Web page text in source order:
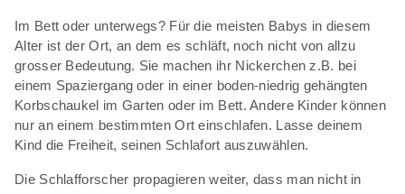
Im Bett oder unterwegs? Für die meisten Babys in diesem
Alter ist der Ort, an dem es schläft, noch nicht von allzu
grosser Bedeutung. Sie machen ihr Nickerchen z.B. bei
einem Spaziergang oder in einer boden-niedrig gehängten
Korbschaukel im Garten oder im Bett. Andere Kinder können
nur an einem bestimmten Ort einschlafen. Lasse deinem
Kind die Freiheit, seinen Schlafort auszuwählen.
Die Schlafforscher propagieren weiter, dass man nicht in